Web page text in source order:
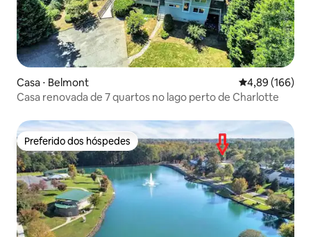
Casa ⋅ Belmont 4,89 de uma
4,89 (166)
Casa renovada de 7 quartos no lago perto de Charlotte
Preferido dos hóspedes
Preferido dos hóspedes